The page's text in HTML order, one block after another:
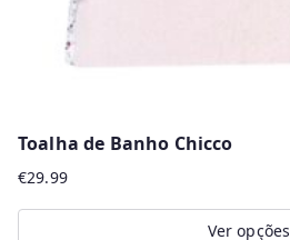
Toalha de Banho Chicco
€29.99
Ver opções